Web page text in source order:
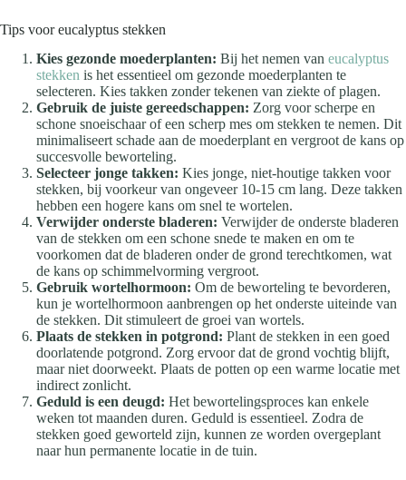
Tips voor eucalyptus stekken
Kies gezonde moederplanten: Bij het nemen van eucalyptus
stekken is het essentieel om gezonde moederplanten te
selecteren. Kies takken zonder tekenen van ziekte of plagen.
Gebruik de juiste gereedschappen: Zorg voor scherpe en
schone snoeischaar of een scherp mes om stekken te nemen. Dit
minimaliseert schade aan de moederplant en vergroot de kans op
succesvolle beworteling.
Selecteer jonge takken: Kies jonge, niet-houtige takken voor
stekken, bij voorkeur van ongeveer 10-15 cm lang. Deze takken
hebben een hogere kans om snel te wortelen.
Verwijder onderste bladeren: Verwijder de onderste bladeren
van de stekken om een schone snede te maken en om te
voorkomen dat de bladeren onder de grond terechtkomen, wat
de kans op schimmelvorming vergroot.
Gebruik wortelhormoon: Om de beworteling te bevorderen,
kun je wortelhormoon aanbrengen op het onderste uiteinde van
de stekken. Dit stimuleert de groei van wortels.
Plaats de stekken in potgrond: Plant de stekken in een goed
doorlatende potgrond. Zorg ervoor dat de grond vochtig blijft,
maar niet doorweekt. Plaats de potten op een warme locatie met
indirect zonlicht.
Geduld is een deugd: Het bewortelingsproces kan enkele
weken tot maanden duren. Geduld is essentieel. Zodra de
stekken goed geworteld zijn, kunnen ze worden overgeplant
naar hun permanente locatie in de tuin.